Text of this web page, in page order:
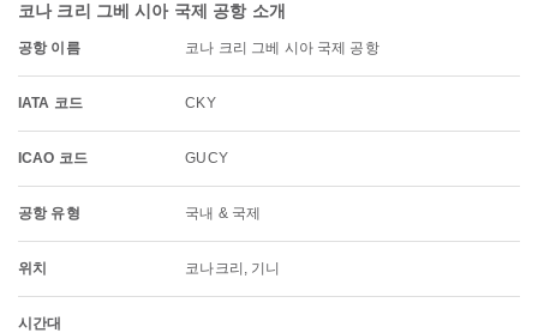
코나 크리 그베 시아 국제 공항 소개
공항 이름 코나 크리 그베 시아 국제 공항
IATA 코드 CKY
ICAO 코드 GUCY
공항 유형 국내 & 국제
위치 코나크리, 기니
시간대